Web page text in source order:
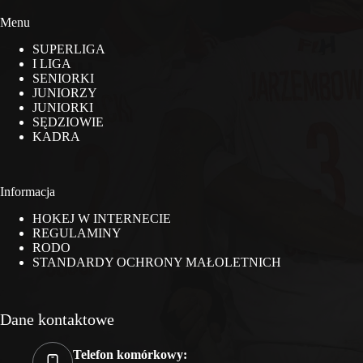
Menu
SUPERLIGA
I LIGA
SENIORKI
JUNIORZY
JUNIORKI
SĘDZIOWIE
KADRA
Informacja
HOKEJ W INTERNECIE
REGULAMINY
RODO
STANDARDY OCHRONY MAŁOLETNICH
Dane kontaktowe
Telefon komórkowy: